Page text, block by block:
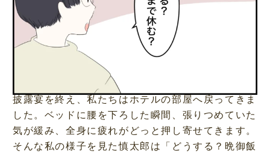
披露宴を終え、私たちはホテルの部屋へ戻ってきま
した。ベッドに腰を下ろした瞬間、張りつめていた
気が緩み、全身に疲れがどっと押し寄せてきます。
そんな私の様子を見た慎太郎は「どうする？晩御飯